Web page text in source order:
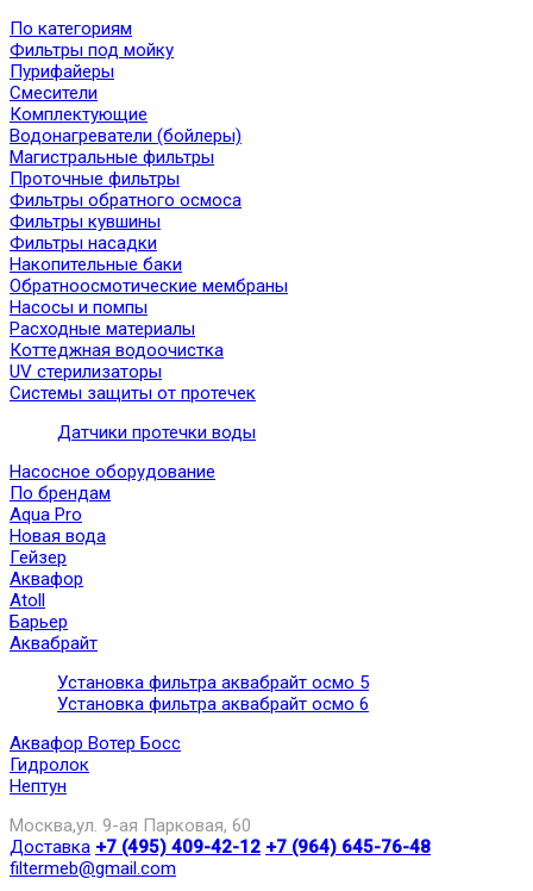
По категориям
Фильтры под мойку
Пурифайеры
Смесители
Комплектующие
Водонагреватели (бойлеры)
Магистральные фильтры
Проточные фильтры
Фильтры обратного осмоса
Фильтры кувшины
Фильтры насадки
Накопительные баки
Обратноосмотические мембраны
Насосы и помпы
Расходные материалы
Коттеджная водоочистка
UV стерилизаторы
Системы защиты от протечек
Датчики протечки воды
Насосное оборудование
По брендам
Aqua Pro
Новая вода
Гейзер
Аквафор
Atoll
Барьер
Аквабрайт
Установка фильтра аквабрайт осмо 5
Установка фильтра аквабрайт осмо 6
Аквафор Вотер Босс
Гидролок
Нептун
Москва,ул. 9-ая Парковая, 60
Доставка +7 (495) 409-42-12 +7 (964) 645-76-48
filtermeb@gmail.com